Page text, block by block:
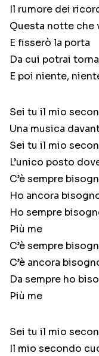
Il rumore dei
Questa notte che
E fisserò la porta
Da cui potrai
E poi niente,
Sei tu il mio
Una musica
Sei tu il mio
L’unico posto
C’è sempre
Ho ancora
Ho sempre
Più me
C’è sempre
C’è ancora
Da sempre ho
Più me
Sei tu il mio
Il mio secondo